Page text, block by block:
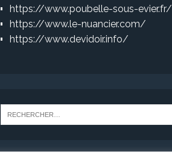
https://www.poubelle-sous-evier.fr/
https://www.le-nuancier.com/
https://www.devidoir.info/